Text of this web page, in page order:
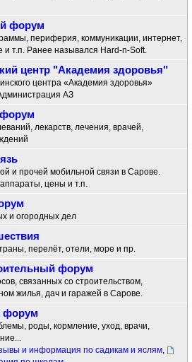
форум
периферия, коммуникации, интернет,
и т.п. Ранее назывался Hard-n-Soft.
центр "Академия здоровья"
центра «Академия здоровья»
АЗ
лекарств, лечения, врачей,
и прочей мобильной связи в Сарове.
цены и т.п.
и огородных дел
перелёт, отели, море и пр.
форум
связанных со строительством,
жилья, дач и гаражей в Сарове.
форум
роды, кормление, уход, врачи,
и информация по садикам и яслям,